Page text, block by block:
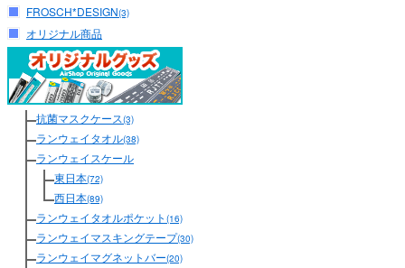
FROSCH*DESIGN(3)
オリジナル商品
抗菌マスクケース(3)
ランウェイタオル(38)
ランウェイスケール
東日本(72)
西日本(89)
ランウェイタオルポケット (16)
ランウェイマスキングテープ(30)
ランウェイマグネットバー(20)